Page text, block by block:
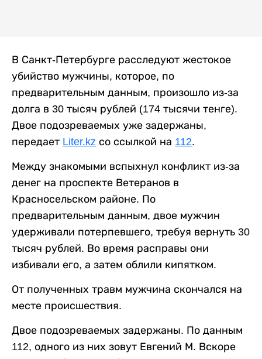
В Санкт-Петербурге расследуют жестокое
убийство мужчины, которое, по
предварительным данным, произошло из-за
долга в 30 тысяч рублей (174 тысячи тенге).
Двое подозреваемых уже задержаны,
передает Liter.kz со ссылкой на 112.
Между знакомыми вспыхнул конфликт из-за
денег на проспекте Ветеранов в
Красносельском районе. По
предварительным данным, двое мужчин
удерживали потерпевшего, требуя вернуть 30
тысяч рублей. Во время расправы они
избивали его, а затем облили кипятком.
От полученных травм мужчина скончался на
месте происшествия.
Двое подозреваемых задержаны. По данным
112, одного из них зовут Евгений М. Вскоре